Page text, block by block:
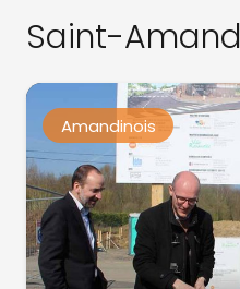
Saint-
Amandinois